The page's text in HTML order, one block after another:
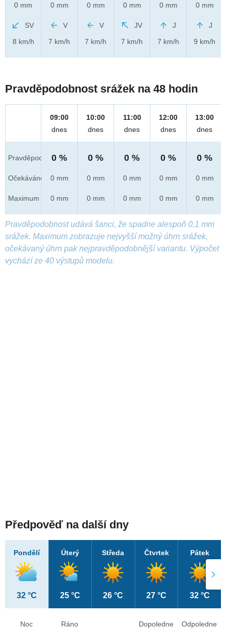
0 mm
SV
8 km/h
0 mm
V
7 km/h
0 mm
V
7 km/h
0 mm
JV
7 km/h
0 mm
J
7 km/h
0 mm
J
9 km/h
Pravděpodobnost srážek na 48 hodin
Pravděpod.
Očekáváno
Maximum
09:00
dnes
0 %
0 mm
0 mm
10:00
dnes
0 %
0 mm
0 mm
11:00
dnes
0 %
0 mm
0 mm
12:00
dnes
0 %
0 mm
0 mm
13:00
dnes
0 %
0 mm
0 mm
Pravděpodobnost udává šanci, že spadne alespoň 0,1 mm
srážek. Maximum zobrazuje nejvyšší možný úhrn srážek,
očekávaný úhrn pak nejpravděpodobnější variantu. Výpočet
vychází ze 40 výstupů modelu.
Předpověď na další dny
Pondělí
32 °C
Úterý
25 °C
Středa
26 °C
Čtvrtek
27 °C
Pátek
32 °C
Noc
Ráno
Dopoledne
Odpoledne